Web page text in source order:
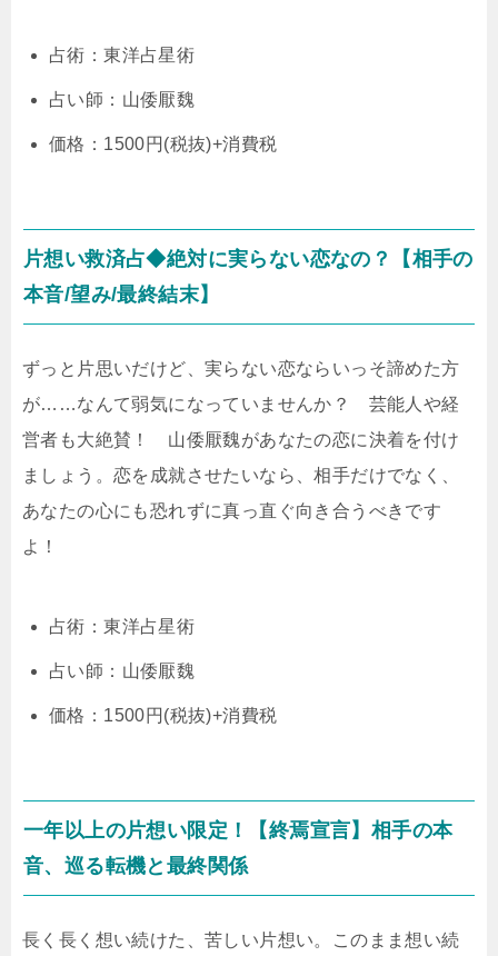
占術：東洋占星術
占い師：山倭厭魏
価格：1500円(税抜)+消費税
片想い救済占◆絶対に実らない恋なの？【相手の
本音/望み/最終結末】
ずっと片思いだけど、実らない恋ならいっそ諦めた方
が……なんて弱気になっていませんか？ 芸能人や経
営者も大絶賛！ 山倭厭魏があなたの恋に決着を付け
ましょう。恋を成就させたいなら、相手だけでなく、
あなたの心にも恐れずに真っ直ぐ向き合うべきです
よ！
占術：東洋占星術
占い師：山倭厭魏
価格：1500円(税抜)+消費税
一年以上の片想い限定！【終焉宣言】相手の本
音、巡る転機と最終関係
長く長く想い続けた、苦しい片想い。このまま想い続